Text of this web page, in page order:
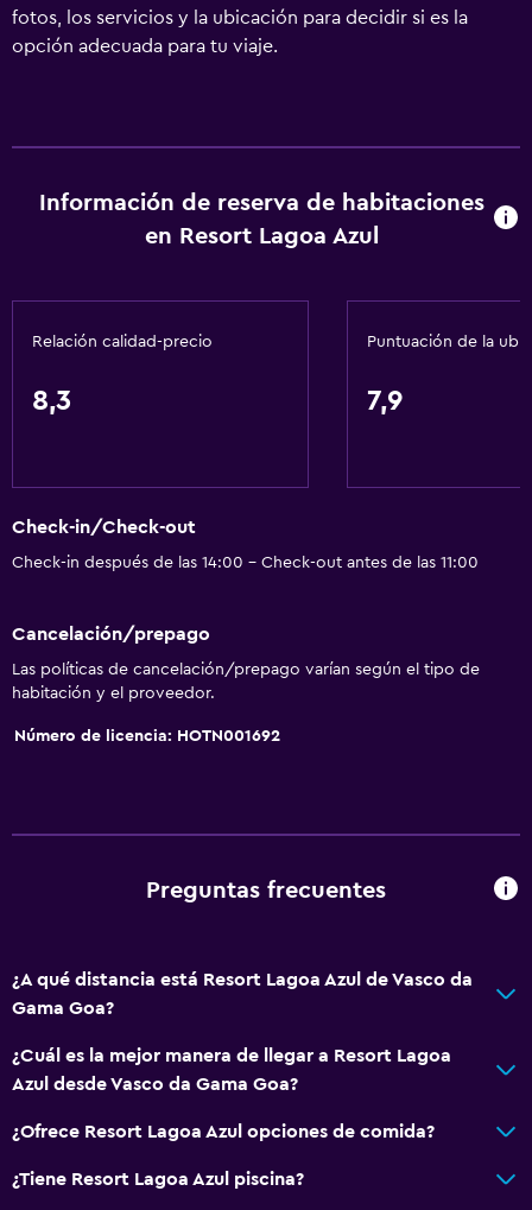
fotos, los servicios y la ubicación para decidir si es la
opción adecuada para tu viaje.
Información de reserva de habitaciones
en Resort Lagoa Azul
Relación calidad-precio
8,3
Puntuación de la
7,9
Check-in/Check-out
Check-in después de las 14:00 - Check-out antes de las 11:00
Cancelación/prepago
Las políticas de cancelación/prepago varían según el tipo de
habitación y el proveedor.
Número de licencia: HOTN001692
Preguntas frecuentes
¿A qué distancia está Resort Lagoa Azul de Vasco da
Gama Goa?
¿Cuál es la mejor manera de llegar a Resort Lagoa
Azul desde Vasco da Gama Goa?
¿Ofrece Resort Lagoa Azul opciones de comida?
¿Tiene Resort Lagoa Azul piscina?